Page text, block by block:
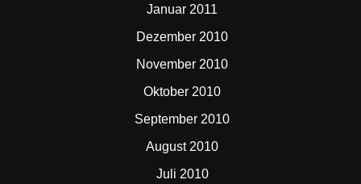
Januar 2011
Dezember 2010
November 2010
Oktober 2010
September 2010
August 2010
Juli 2010